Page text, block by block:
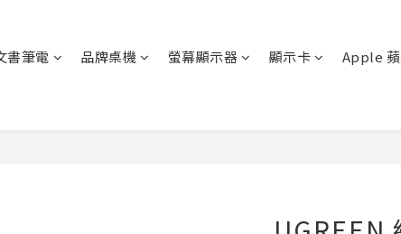
書筆電 品牌桌機 螢幕顯示器 顯示卡 Apple